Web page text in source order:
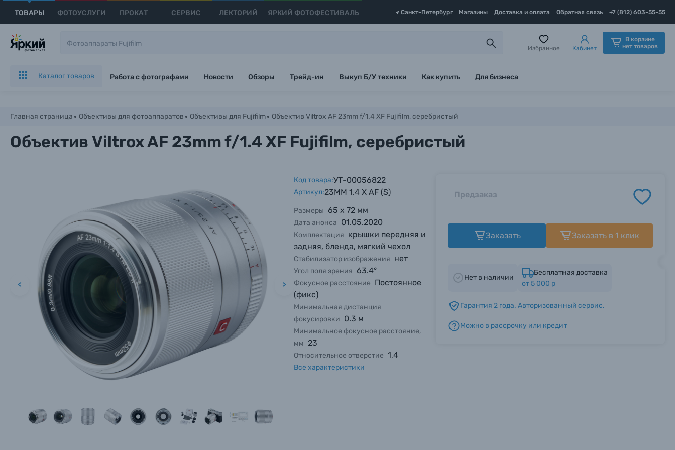
ТОВАРЫ ФОТОУСЛУГИ ПРОКАТ СЕРВИС ЛЕКТОРИЙ ЯРКИЙ ФОТОФЕСТИВАЛЬ Санкт-Петербург Магазины Доставка и оплата Обратная связь +7 (812) 603-55-55
Каталог товаров
Избранное Кабинет
В корзине
нет товаров
Каталог товаров Работа с фотографами Новости Обзоры Трейд-ин Выкуп Б/У техники Как купить Для бизнеса
Главная страница Объективы для фотоаппаратов Объективы для Fujifilm Объектив Viltrox AF 23mm f/1.4 XF Fujifilm, серебристый
Объектив Viltrox AF 23mm f/1.4 XF Fujifilm, серебристый
< >
Код товара:УТ-00056822
Артикул:23MM 1.4 X AF (S)
Размеры 65 х 72 мм
Дата анонса 01.05.2020
Комплектация крышки передняя и
задняя, бленда, мягкий чехол
Стабилизатор изображения нет
Угол поля зрения 63.4°
Фокусное расстояние Постоянное
(фикс)
Минимальная дистанция
фокусировки 0.3 м
Минимальное фокусное расстояние,
мм 23
Относительное отверстие 1,4
Все характеристики
Предзаказ
Заказать Заказать в 1 клик
Нет в наличии
Бесплатная доставка
от 5 000 р
Гарантия 2 года. Авторизованный сервис.
Можно в рассрочку или кредит